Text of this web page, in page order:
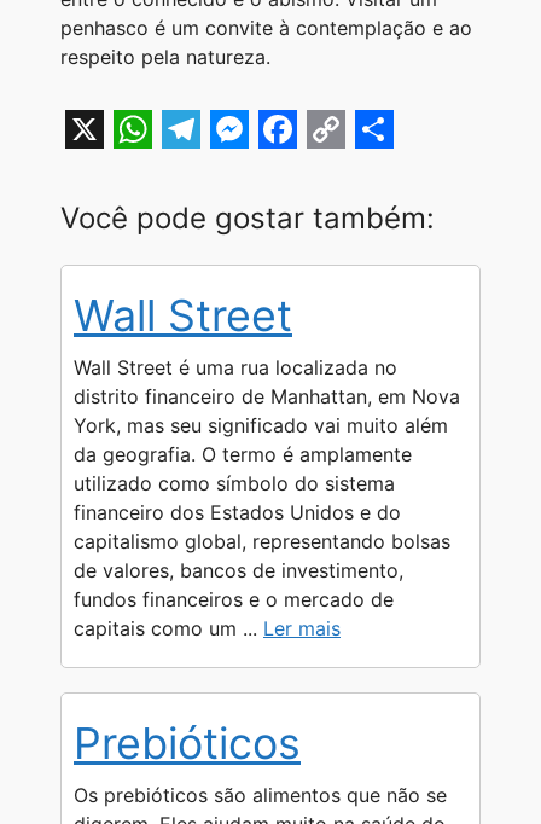
penhasco é um convite à contemplação e ao
respeito pela natureza.
h
a
s
A
p
p
e
l
g
r
a
m
e
s
e
n
g
e
r
a
c
b
o
o
k
o
p
i
n
k
h
a
Você pode gostar também:
Wall Street
Wall Street é uma rua localizada no
distrito financeiro de Manhattan, em Nova
York, mas seu significado vai muito além
da geografia. O termo é amplamente
utilizado como símbolo do sistema
financeiro dos Estados Unidos e do
capitalismo global, representando bolsas
de valores, bancos de investimento,
fundos financeiros e o mercado de
capitais como um ... Ler mais
Prebióticos
Os prebióticos são alimentos que não se